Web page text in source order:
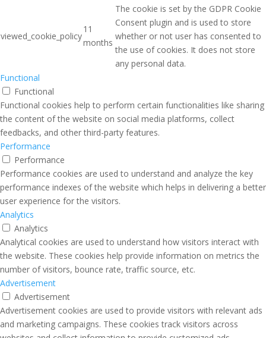
viewed_cookie_policy
11
months
The cookie is set by the GDPR Cookie
Consent plugin and is used to store
whether or not user has consented to
the use of cookies. It does not store
any personal data.
Functional
Functional
Functional cookies help to perform certain functionalities like sharing
the content of the website on social media platforms, collect
feedbacks, and other third-party features.
Performance
Performance
Performance cookies are used to understand and analyze the key
performance indexes of the website which helps in delivering a better
user experience for the visitors.
Analytics
Analytics
Analytical cookies are used to understand how visitors interact with
the website. These cookies help provide information on metrics the
number of visitors, bounce rate, traffic source, etc.
Advertisement
Advertisement
Advertisement cookies are used to provide visitors with relevant ads
and marketing campaigns. These cookies track visitors across